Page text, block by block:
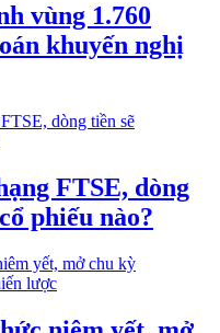
vùng 1.760
khuyến nghị
FTSE, dòng
phiếu nào?